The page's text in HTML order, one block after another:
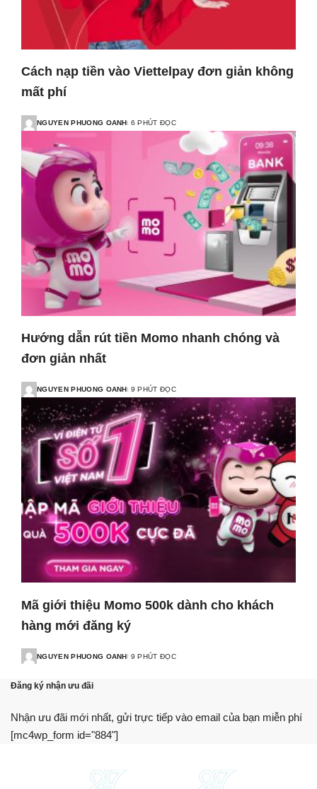
Cách nạp tiền vào Viettelpay đơn giản không
mất phí
POSTED
NGUYEN PHUONG OANH 6 PHÚT ĐỌC
Hướng dẫn rút tiền Momo nhanh chóng và
đơn giản nhất
POSTED
BY
NGUYEN PHUONG OANH 9 PHÚT ĐỌC
Mã giới thiệu Momo 500k dành cho khách
hàng mới đăng ký
POSTED
NGUYEN PHUONG OANH 9 PHÚT ĐỌC
Đăng ký nhận ưu đãi
Nhận ưu đãi mới nhất, gửi trực tiếp vào email của bạn miễn phí
[mc4wp_form id="884"]